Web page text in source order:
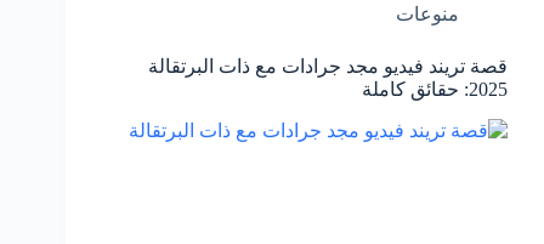
منوعات
قصة تريند فيديو مجد جرادات مع ذات البرتقالة
2025: حقائق كاملة